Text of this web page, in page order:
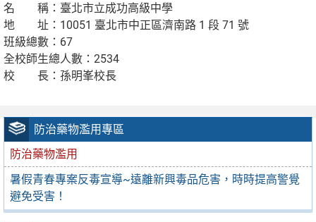
防治藥物濫用專區
防治藥物濫用
暑假青春專案反毒宣導~遠離新興毒品危害，時時提高警覺
避免受害！
名 稱：臺北市立成功高級中學
地 址：10051 臺北市中正區濟南路 1 段 71 號
班級總數：67
全校師生總人數：2534
校 長：孫明峯校長